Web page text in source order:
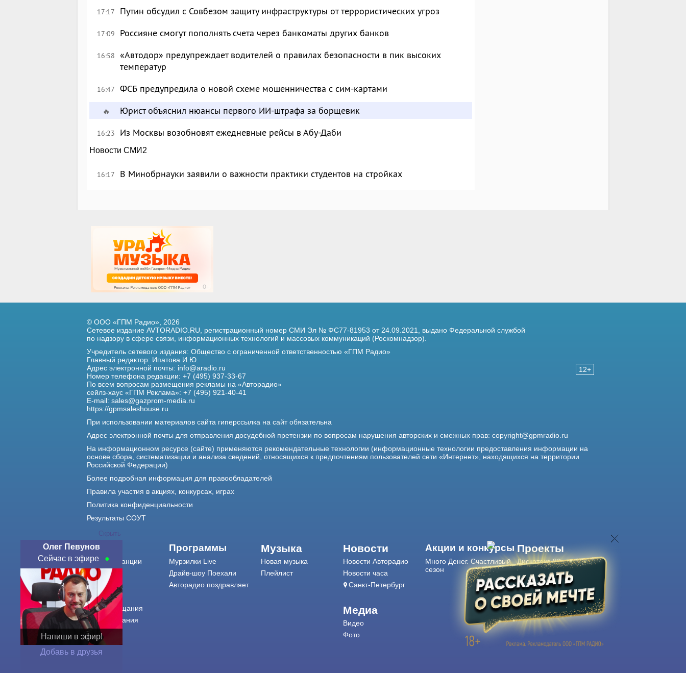
17:17 Путин обсудил с Совбезом защиту инфраструктуры от террористических угроз
17:09 Россияне смогут пополнять счета через банкоматы других банков
16:58 «Автодор» предупреждает водителей о правилах безопасности в пик высоких
температур
16:47 ФСБ предупредила о новой схеме мошенничества с сим-картами
🔥 Юрист объяснил нюансы первого ИИ-штрафа за борщевик
16:23 Из Москвы возобновят ежедневные рейсы в Абу-Даби
Новости СМИ2
16:17 В Минобрнауки заявили о важности практики студентов на стройках
Скрыть
Олег Певунов
Сейчас в эфире
Напиши в эфир!
Добавь в друзья
12+
© ООО «ГПМ Радио», 2026
Сетевое издание AVTORADIO.RU, регистрационный номер СМИ Эл № ФС77-81953 от 24.09.2021, выдано Федеральной службой
по надзору в сфере связи, информационных технологий и массовых коммуникаций (Роскомнадзор).
Учредитель сетевого издания: Общество с ограниченной ответственностью «ГПМ Радио»
Главный редактор: Ипатова И.Ю.
Адрес электронной почты: info@aradio.ru
Номер телефона редакции: +7 (495) 937-33-67
По всем вопросам размещения рекламы на «Авторадио»
сейлз-хаус «ГПМ Реклама»: +7 (495) 921-40-41
E-mail: sales@gazprom-media.ru
https://gpmsaleshouse.ru
При использовании материалов сайта гиперссылка на сайт обязательна
Адрес электронной почты для отправления досудебной претензии по вопросам нарушения авторских и смежных прав: copyright@gpmradio.ru
На информационном ресурсе (сайте) применяются рекомендательные технологии (информационные технологии предоставления информации на
основе сбора, систематизации и анализа сведений, относящихся к предпочтениям пользователей сети «Интернет», находящихся на территории
Российской Федерации)
Более подробная информация для правообладателей
Правила участия в акциях, конкурсах, играх
Политика конфиденциальности
Результаты СОУТ
О нас
О радиостанции
Команда
Контакты
Реклама
Города вещания
Сетка вещания
История
Оферта
Программы
Мурзилки Live
Драйв-шоу Поехали
Авторадио поздравляет
Музыка
Новая музыка
Плейлист
Новости
Новости Авторадио
Новости часа
Санкт-Петербург
Медиа
Видео
Фото
Акции и конкурсы
Много Денег. Счастливый
сезон
Проекты
Дискотека 80-х
Живые концерты
Журнал Авторадио
Авторадиов смартфоне